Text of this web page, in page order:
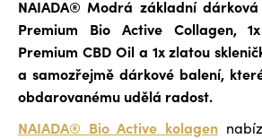
of
5
stars.
NAIADA® Modrá základní
Premium Bio Active Collagen,
Premium CBD Oil a 1x zlatou
a samozřejmě dárkové balení,
obdarovanému udělá radost.
NAIADA® Bio Active kolagen
o
m
m
e
n